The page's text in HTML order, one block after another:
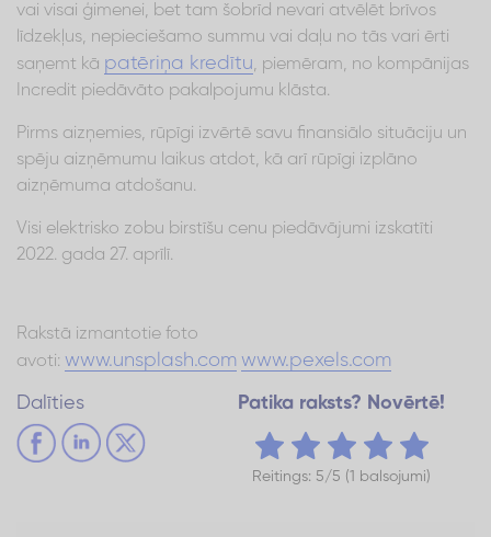
vai visai ģimenei, bet tam šobrīd nevari atvēlēt brīvos
līdzekļus, nepieciešamo summu vai daļu no tās vari ērti
saņemt kā patēriņa kredītu, piemēram, no kompānijas
Incredit piedāvāto pakalpojumu klāsta.
Pirms aizņemies, rūpīgi izvērtē savu finansiālo situāciju un
spēju aizņēmumu laikus atdot, kā arī rūpīgi izplāno
aizņēmuma atdošanu.
Visi elektrisko zobu birstīšu cenu piedāvājumi izskatīti
2022. gada 27. aprīlī.
Rakstā izmantotie foto
avoti: www.unsplash.com www.pexels.com
Dalīties Patika raksts? Novērtē!
Reitings: 5/5 (1 balsojumi)